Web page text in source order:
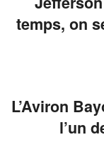
temps, on
L’Aviron
l’un